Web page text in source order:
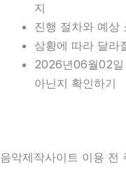
지
진행 절차와 예상
상황에 따라 달라
2026년06월02일
아닌지 확인하기
음악제작사이트 이용 전